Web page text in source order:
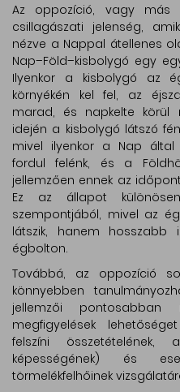
Az oppozíció, vagy más
csillagászati jelenség,
nézve a Nappal átellenes
Nap–Föld–kisbolygó egy
Ilyenkor a kisbolygó az
környékén kel fel, az
marad, és napkelte körül
idején a kisbolygó látszó
mivel ilyenkor a Nap által
fordul felénk, és a
jellemzően ennek az
Ez az állapot
szempontjából, mivel az
látszik, hanem
égbolton.
Továbbá, az oppozíció
könnyebben
jellemzői pontosabban
megfigyelések
felszíni összetételének,
képességének) és
törmelékfelhőinek